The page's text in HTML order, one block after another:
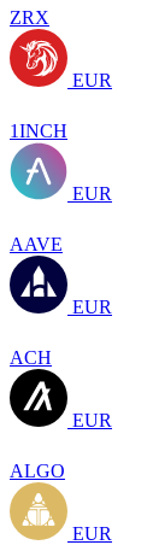
ZRX
EUR
1INCH
EUR
AAVE
EUR
ACH
EUR
ALGO
EUR